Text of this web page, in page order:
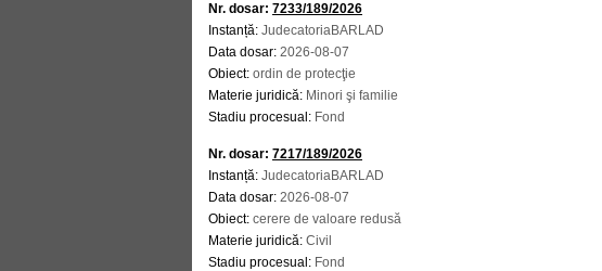
Nr. dosar: 7233/189/2026
Instanță: JudecatoriaBARLAD
Data dosar: 2026-08-07
Obiect: ordin de protecţie
Materie juridică: Minori şi familie
Stadiu procesual: Fond
Nr. dosar: 7217/189/2026
Instanță: JudecatoriaBARLAD
Data dosar: 2026-08-07
Obiect: cerere de valoare redusă
Materie juridică: Civil
Stadiu procesual: Fond